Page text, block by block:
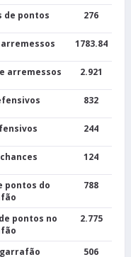
de pontos 276
1783.84
arremessos 2.921
832
244
124
pontos do
788
pontos no
2.775
506